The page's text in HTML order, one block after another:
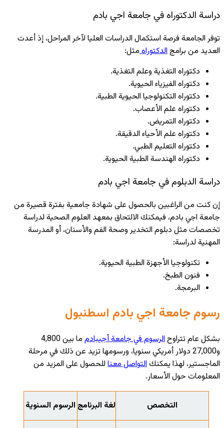
دراسة الدكتوراه في جامعة اجي بادم
توفر الجامعة فرصة استكمال الدراسات العليا لآخر المراحل، إذ أعدت
العديد من برامجالدكتوراهمثل:
دكتوراه التغذية وعلم التغذية.
دكتوراه الفيزياء الحيوية.
دكتوراه التكنولوجيا الحيوية الطبية.
دكتوراه علم الأعصاب.
دكتوراه التمريض.
دكتوراه علم الأحياء الدقيقة.
دكتوراه التعليم الطبي.
دكتوراه الهندسة الطبية الحيوية.
دراسة الدبلوم في جامعة اجي بادم
إن كنت من الراغبين بالحصول على شهادة جامعية بفترة قصيرة من
جامعة اجي بادم، فيمكنك الالتحاق بمعهد العلوم الصحية لدراسة
تخصصات مثل دبلوم التخدير وصحة الفم والأسنان، أو المدرسة
المهنية لدراسة:
تكنولوجيا الأجهزة الطبية الحيوية.
فنون الطبخ.
البرمجة.
رسوم جامعة اجي بادم اسطنبول
بشكل عام تتراوحالرسوم في جامعة أجيبادم
ما بين 4,800
و27,000 دولار أمريكي سنويا، ورسومها تزيد عن ذلك في مرحلة
الماجستير، لهذا يمكنكالتواصل معنا للحصول على المزيد من
المعلومات حول الأسعار.
التخصص لغة البرنامج الرسوم السنوية